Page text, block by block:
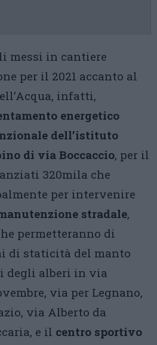
messi in cantiere
per il 2021 accanto al
infatti,
energetico
dell’istituto
di via Boccaccio, per il
320mila che
per intervenire
stradale,
permetteranno di
di staticità del manto
degli alberi in via
via per Legnano,
via Alberto da
e il centro sportivo